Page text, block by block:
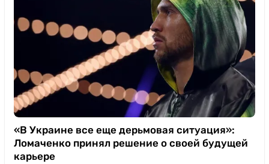
«В Украине все еще дерьмовая ситуация»:
Ломаченко принял решение о своей будущей
карьере